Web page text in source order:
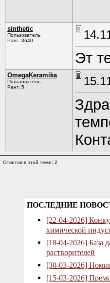
sinthetic
Пользователь
Ранг: 3640
Эт
OmegaKeramika
Пользователь
Ранг: 5
Ответов в этой теме: 2
ПОСЛЕДНИЕ
[22-04-2026]
химической
[18-04-2026] База
растворителей
[30-03-2026]
[15-03-2026]